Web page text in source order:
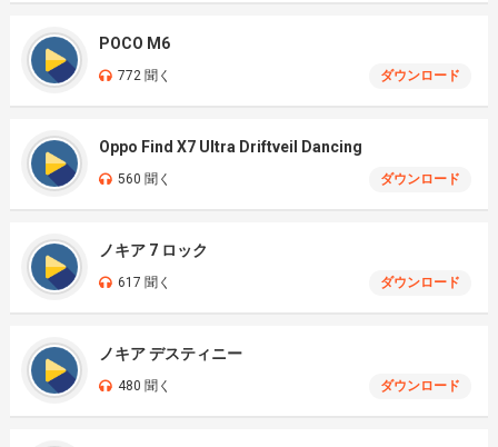
POCO M6
772 聞く ダウンロード
Oppo Find X7 Ultra Driftveil Dancing
560 聞く ダウンロード
ノキア 7 ロック
617 聞く ダウンロード
ノキア デスティニー
480 聞く ダウンロード